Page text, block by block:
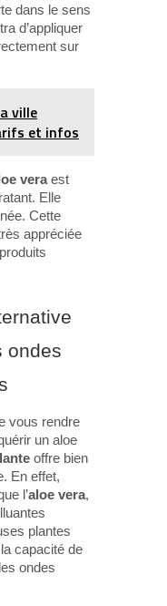
dans le sens
d’appliquer
sur
ville
et infos
veraest
Elle
Cette
appréciée
ondes
vous rendre
un aloe
offre bien
En effet,
l’aloe vera,
plantes
capacité de
ondes